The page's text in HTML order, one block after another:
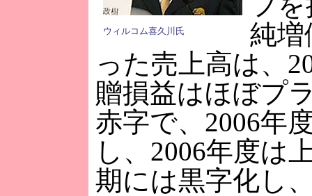
ウィルコム喜久川氏
純増
った売上高は、
贈損益はほぼプ
赤字で、2006年
し、2006年度は
期には黒字化し